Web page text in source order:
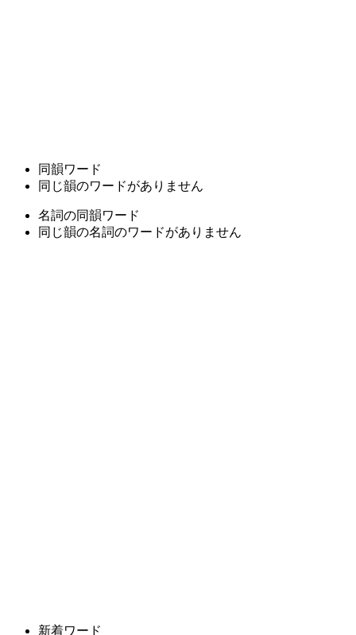
同韻ワード
同じ韻のワードがありません
名詞の同韻ワード
同じ韻の名詞のワードがありません
新着ワード